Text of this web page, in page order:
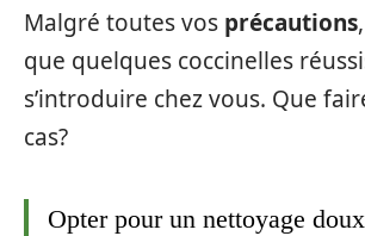
Malgré toutes vos précautions
que quelques coccinelles
s’introduire chez vous. Que
cas?
Opter pour un nettoyage doux